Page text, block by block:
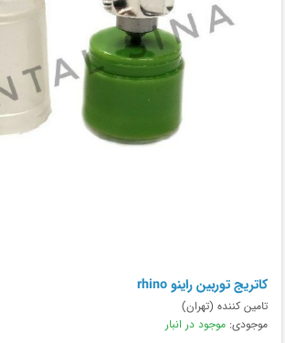
کاتریج توربین راینو rhino
تامین کننده (تهران)
موجودی: موجود در انبار